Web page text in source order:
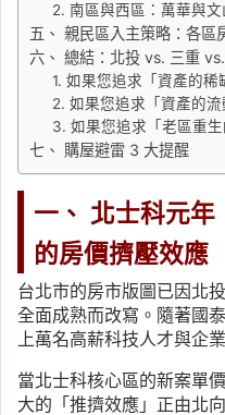
2. 南區與西區：萬華與
五、 親民區入主策略：各區
六、 總結：北投 vs. 三重
1. 如果您追求「資產的稀
2. 如果您追求「資產的流
3. 如果您追求「老區重生
七、 購屋避雷 3 大提醒
一、 北士科元年
的房價擠壓效應
台北市的房市版圖已因北
全面成熟而改寫。隨著國
上萬名高薪科技人才與企
當北士科核心區的新案單
大的「推擠效應」正由北